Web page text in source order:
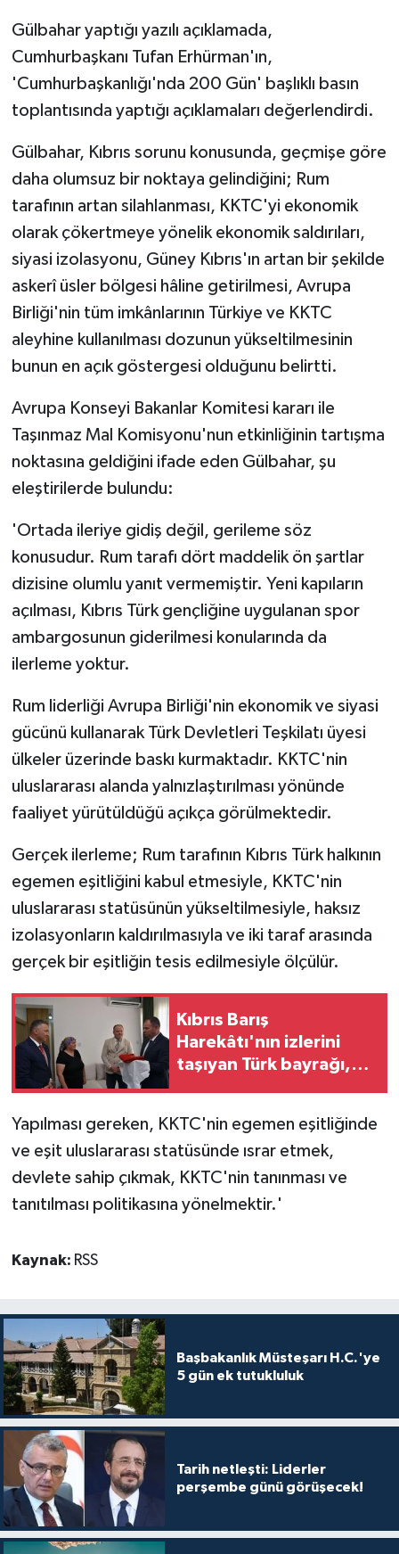
Gülbahar yaptığı yazılı açıklamada,
Cumhurbaşkanı Tufan Erhürman'ın,
'Cumhurbaşkanlığı'nda 200 Gün' başlıklı basın
toplantısında yaptığı açıklamaları değerlendirdi.
Gülbahar, Kıbrıs sorunu konusunda, geçmişe göre
daha olumsuz bir noktaya gelindiğini; Rum
tarafının artan silahlanması, KKTC'yi ekonomik
olarak çökertmeye yönelik ekonomik saldırıları,
siyasi izolasyonu, Güney Kıbrıs'ın artan bir şekilde
askerî üsler bölgesi hâline getirilmesi, Avrupa
Birliği'nin tüm imkânlarının Türkiye ve KKTC
aleyhine kullanılması dozunun yükseltilmesinin
bunun en açık göstergesi olduğunu belirtti.
Avrupa Konseyi Bakanlar Komitesi kararı ile
Taşınmaz Mal Komisyonu'nun etkinliğinin tartışma
noktasına geldiğini ifade eden Gülbahar, şu
eleştirilerde bulundu:
'Ortada ileriye gidiş değil, gerileme söz
konusudur. Rum tarafı dört maddelik ön şartlar
dizisine olumlu yanıt vermemiştir. Yeni kapıların
açılması, Kıbrıs Türk gençliğine uygulanan spor
ambargosunun giderilmesi konularında da
ilerleme yoktur.
Rum liderliği Avrupa Birliği'nin ekonomik ve siyasi
gücünü kullanarak Türk Devletleri Teşkilatı üyesi
ülkeler üzerinde baskı kurmaktadır. KKTC'nin
uluslararası alanda yalnızlaştırılması yönünde
faaliyet yürütüldüğü açıkça görülmektedir.
Gerçek ilerleme; Rum tarafının Kıbrıs Türk halkının
egemen eşitliğini kabul etmesiyle, KKTC'nin
uluslararası statüsünün yükseltilmesiyle, haksız
izolasyonların kaldırılmasıyla ve iki taraf arasında
gerçek bir eşitliğin tesis edilmesiyle ölçülür.
Kıbrıs Barış
Harekâtı'nın izlerini
taşıyan Türk bayrağı,
alındı
Yapılması gereken, KKTC'nin egemen eşitliğinde
ve eşit uluslararası statüsünde ısrar etmek,
devlete sahip çıkmak, KKTC'nin tanınması ve
tanıtılması politikasına yönelmektir.'
Kaynak: RSS
Başbakanlık Müsteşarı H.C.'ye
5 gün ek tutukluluk
Tarih netleşti: Liderler
perşembe günü görüşecek!
Nöbetçi Eczaneler
ÖZEL HABER
SİYASET
SPOR
TATLISU
TEKNOLOJİ
TİCARET
YAŞAM